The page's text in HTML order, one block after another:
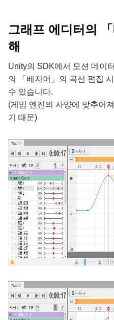
그래프 에디터의
해
Unity의 SDK에서 모션 데이
의 「베지어」의 곡선 편집
수 있습니다.
(게임 엔진의 사양에 맞추어
기 때문)